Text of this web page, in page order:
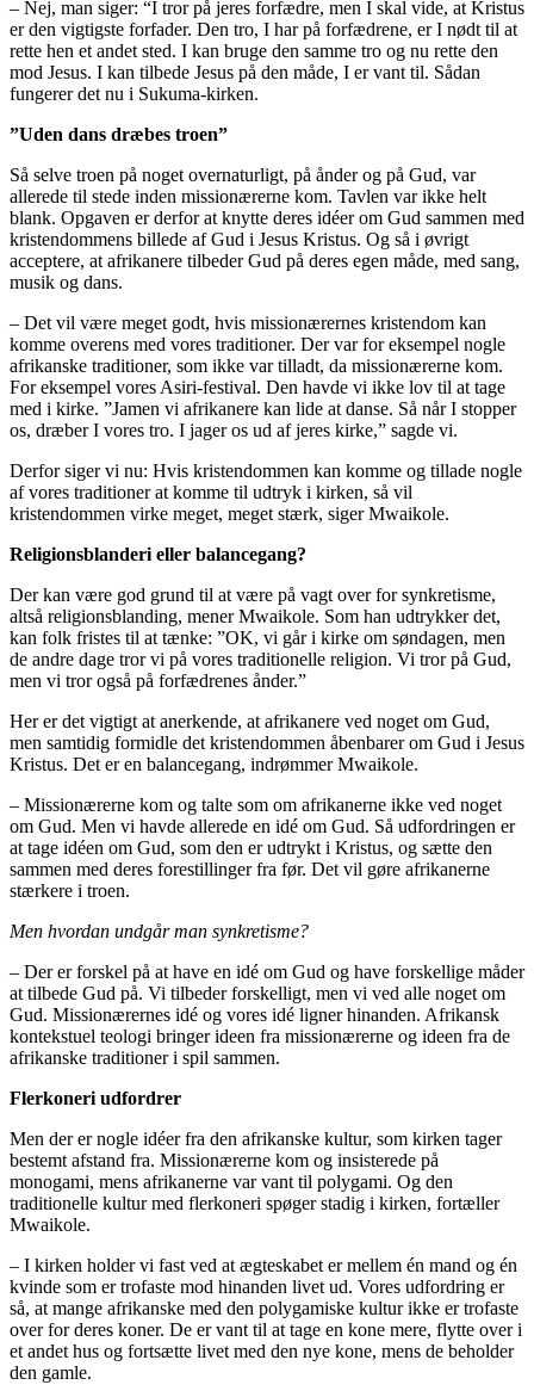
– Nej, man siger: “I tror på jeres forfædre, men I skal vide, at Kristus
er den vigtigste forfader. Den tro, I har på forfædrene, er I nødt til at
rette hen et andet sted. I kan bruge den samme tro og nu rette den
mod Jesus. I kan tilbede Jesus på den måde, I er vant til. Sådan
fungerer det nu i Sukuma-kirken.
”Uden dans dræbes troen”
Så selve troen på noget overnaturligt, på ånder og på Gud, var
allerede til stede inden missionærerne kom. Tavlen var ikke helt
blank. Opgaven er derfor at knytte deres idéer om Gud sammen med
kristendommens billede af Gud i Jesus Kristus. Og så i øvrigt
acceptere, at afrikanere tilbeder Gud på deres egen måde, med sang,
musik og dans.
– Det vil være meget godt, hvis missionærernes kristendom kan
komme overens med vores traditioner. Der var for eksempel nogle
afrikanske traditioner, som ikke var tilladt, da missionærerne kom.
For eksempel vores Asiri-festival. Den havde vi ikke lov til at tage
med i kirke. ”Jamen vi afrikanere kan lide at danse. Så når I stopper
os, dræber I vores tro. I jager os ud af jeres kirke,” sagde vi.
Derfor siger vi nu: Hvis kristendommen kan komme og tillade nogle
af vores traditioner at komme til udtryk i kirken, så vil
kristendommen virke meget, meget stærk, siger Mwaikole.
Religionsblanderi eller balancegang?
Der kan være god grund til at være på vagt over for synkretisme,
altså religionsblanding, mener Mwaikole. Som han udtrykker det,
kan folk fristes til at tænke: ”OK, vi går i kirke om søndagen, men
de andre dage tror vi på vores traditionelle religion. Vi tror på Gud,
men vi tror også på forfædrenes ånder.”
Her er det vigtigt at anerkende, at afrikanere ved noget om Gud,
men samtidig formidle det kristendommen åbenbarer om Gud i Jesus
Kristus. Det er en balancegang, indrømmer Mwaikole.
– Missionærerne kom og talte som om afrikanerne ikke ved noget
om Gud. Men vi havde allerede en idé om Gud. Så udfordringen er
at tage idéen om Gud, som den er udtrykt i Kristus, og sætte den
sammen med deres forestillinger fra før. Det vil gøre afrikanerne
stærkere i troen.
Men hvordan undgår man synkretisme?
– Der er forskel på at have en idé om Gud og have forskellige måder
at tilbede Gud på. Vi tilbeder forskelligt, men vi ved alle noget om
Gud. Missionærernes idé og vores idé ligner hinanden. Afrikansk
kontekstuel teologi bringer ideen fra missionærerne og ideen fra de
afrikanske traditioner i spil sammen.
Flerkoneri udfordrer
Men der er nogle idéer fra den afrikanske kultur, som kirken tager
bestemt afstand fra. Missionærerne kom og insisterede på
monogami, mens afrikanerne var vant til polygami. Og den
traditionelle kultur med flerkoneri spøger stadig i kirken, fortæller
Mwaikole.
– I kirken holder vi fast ved at ægteskabet er mellem én mand og én
kvinde som er trofaste mod hinanden livet ud. Vores udfordring er
så, at mange afrikanske med den polygamiske kultur ikke er trofaste
over for deres koner. De er vant til at tage en kone mere, flytte over i
et andet hus og fortsætte livet med den nye kone, mens de beholder
den gamle.